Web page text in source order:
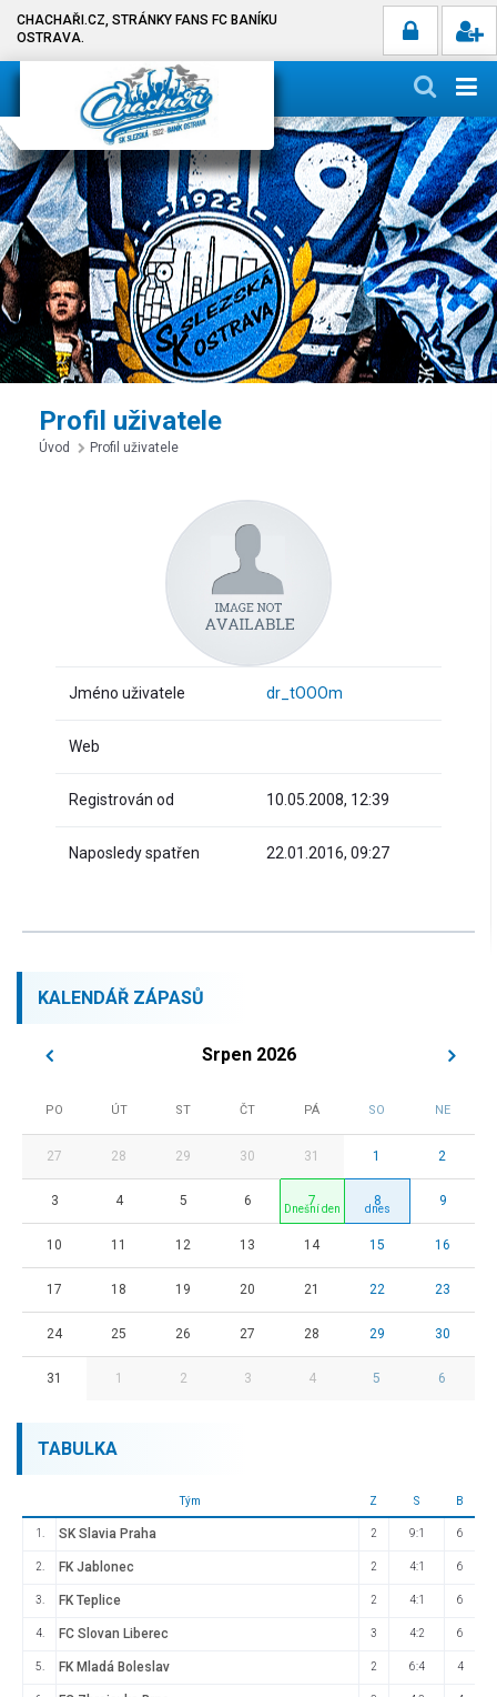
CHACHAŘI.CZ, STRÁNKY FANS FC BANÍKU
OSTRAVA.
Profil uživatele
Úvod Profil uživatele
Jméno uživatele dr_tOOOm
Web
Registrován od 10.05.2008, 12:39
Naposledy spatřen 22.01.2016, 09:27
KALENDÁŘ ZÁPASŮ
Srpen 2026
PO ÚT ST ČT PÁ SO NE
27 28 29 30 31 1 2
3 4 5 6 7 8 9
10 11 12 13 14 15 16
17 18 19 20 21 22 23
24 25 26 27 28 29 30
31 1 2 3 4 5 6
TABULKA
Tým Z S B
1. SK Slavia Praha 2 9:1 6
2. FK Jablonec 2 4:1 6
3. FK Teplice 2 4:1 6
4. FC Slovan Liberec 3 4:2 6
5. FK Mladá Boleslav 2 6:4 4